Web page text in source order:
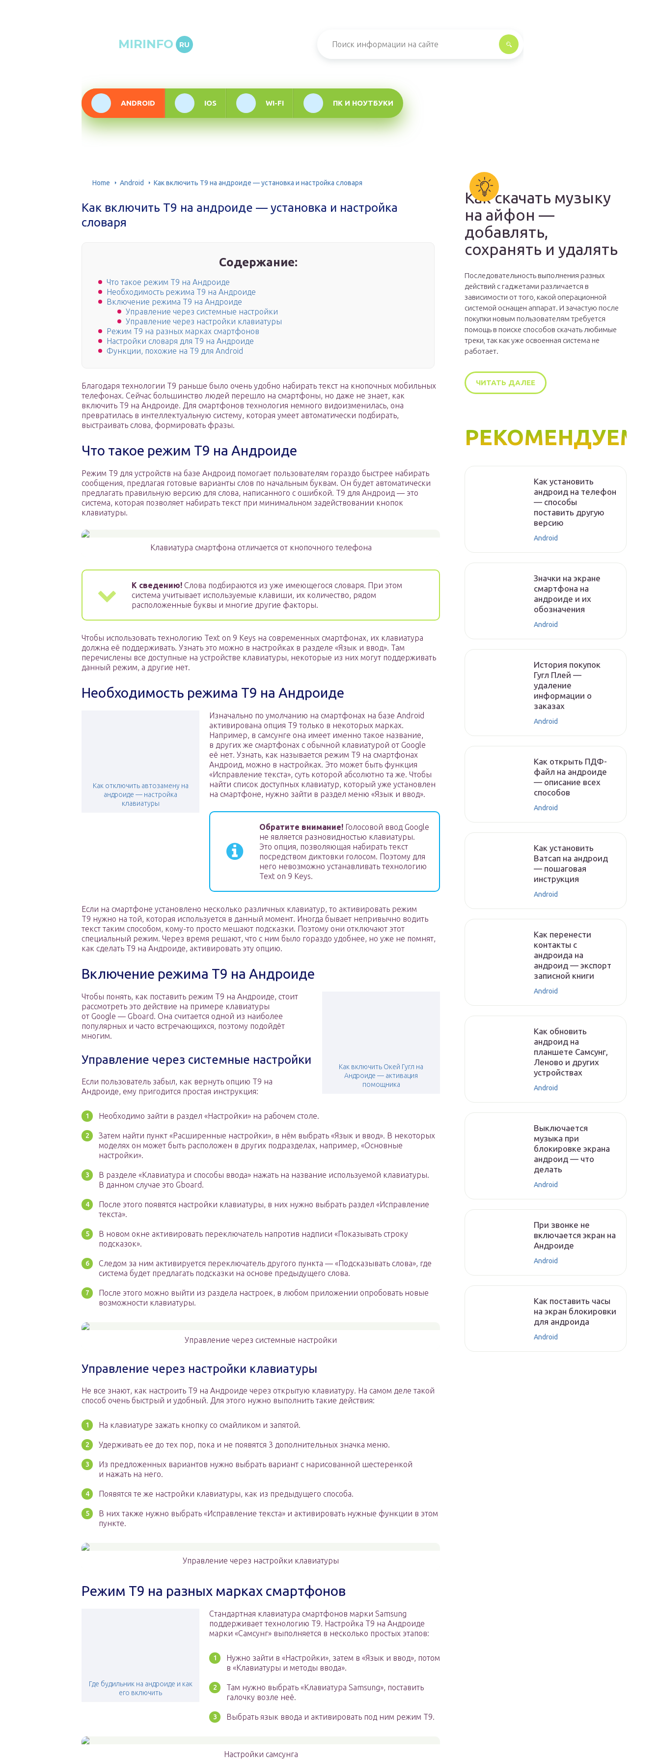
MIRINFO RU
ANDROID IOS WI-FI ПК И НОУТБУКИ
Home Android Как включить Т9 на андроиде — установка и настройка словаря
Как включить Т9 на андроиде — установка и настройка
словаря
Содержание:
Что такое режим Т9 на Андроиде
Необходимость режима Т9 на Андроиде
Включение режима Т9 на Андроиде
Управление через системные настройки
Управление через настройки клавиатуры
Режим Т9 на разных марках смартфонов
Настройки словаря для Т9 на Андроиде
Функции, похожие на Т9 для Android
Благодаря технологии Т9 раньше было очень удобно набирать текст на кнопочных мобильных
телефонах. Сейчас большинство людей перешло на смартфоны, но даже не знает, как
включить Т9 на Андроиде. Для смартфонов технология немного видоизменилась, она
превратилась в интеллектуальную систему, которая умеет автоматически подбирать,
выстраивать слова, формировать фразы.
Что такое режим Т9 на Андроиде
Режим Т9 для устройств на базе Андроид помогает пользователям гораздо быстрее набирать
сообщения, предлагая готовые варианты слов по начальным буквам. Он будет автоматически
предлагать правильную версию для слова, написанного с ошибкой. T9 для Андроид — это
система, которая позволяет набирать текст при минимальном задействовании кнопок
клавиатуры.
Клавиатура смартфона отличается от кнопочного телефона
К сведению! Слова подбираются из уже имеющегося словаря. При этом
система учитывает используемые клавиши, их количество, рядом
расположенные буквы и многие другие факторы.
Чтобы использовать технологию Text on 9 Keys на современных смартфонах, их клавиатура
должна её поддерживать. Узнать это можно в настройках в разделе «Язык и ввод». Там
перечислены все доступные на устройстве клавиатуры, некоторые из них могут поддерживать
данный режим, а другие нет.
Необходимость режима Т9 на Андроиде
Как отключить автозамену на
андроиде — настройка
клавиатуры
Изначально по умолчанию на смартфонах на базе Android
активирована опция Т9 только в некоторых марках.
Например, в самсунге она имеет именно такое название,
в других же смартфонах с обычной клавиатурой от Google
её нет. Узнать, как называется режим Т9 на смартфонах
Андроид, можно в настройках. Это может быть функция
«Исправление текста», суть которой абсолютно та же. Чтобы
найти список доступных клавиатур, который уже установлен
на смартфоне, нужно зайти в раздел меню «Язык и ввод».
Обратите внимание! Голосовой ввод Google
не является разновидностью клавиатуры.
Это опция, позволяющая набирать текст
посредством диктовки голосом. Поэтому для
него невозможно устанавливать технологию
Text on 9 Keys.
Если на смартфоне установлено несколько различных клавиатур, то активировать режим
Т9 нужно на той, которая используется в данный момент. Иногда бывает непривычно водить
текст таким способом, кому-то просто мешают подсказки. Поэтому они отключают этот
специальный режим. Через время решают, что с ним было гораздо удобнее, но уже не помнят,
как сделать Т9 на Андроиде, активировать эту опцию.
Включение режима Т9 на Андроиде
Как включить Окей Гугл на
Андроиде — активация
помощника
Чтобы понять, как поставить режим Т9 на Андроиде, стоит
рассмотреть это действие на примере клавиатуры
от Google — Gboard. Она считается одной из наиболее
популярных и часто встречающихся, поэтому подойдёт
многим.
Управление через системные настройки
Если пользователь забыл, как вернуть опцию Т9 на
Андроиде, ему пригодится простая инструкция:
Необходимо зайти в раздел «Настройки» на рабочем столе.
Затем найти пункт «Расширенные настройки», в нём выбрать «Язык и ввод». В некоторых
моделях он может быть расположен в других подразделах, например, «Основные
настройки».
В разделе «Клавиатура и способы ввода» нажать на название используемой клавиатуры.
В данном случае это Gboard.
После этого появятся настройки клавиатуры, в них нужно выбрать раздел «Исправление
текста».
В новом окне активировать переключатель напротив надписи «Показывать строку
подсказок».
Следом за ним активируется переключатель другого пункта — «Подсказывать слова», где
система будет предлагать подсказки на основе предыдущего слова.
После этого можно выйти из раздела настроек, в любом приложении опробовать новые
возможности клавиатуры.
Управление через системные настройки
Управление через настройки клавиатуры
Не все знают, как настроить Т9 на Андроиде через открытую клавиатуру. На самом деле такой
способ очень быстрый и удобный. Для этого нужно выполнить такие действия:
На клавиатуре зажать кнопку со смайликом и запятой.
Удерживать ее до тех пор, пока и не появятся 3 дополнительных значка меню.
Из предложенных вариантов нужно выбрать вариант с нарисованной шестеренкой
и нажать на него.
Появятся те же настройки клавиатуры, как из предыдущего способа.
В них также нужно выбрать «Исправление текста» и активировать нужные функции в этом
пункте.
Управление через настройки клавиатуры
Режим Т9 на разных марках смартфонов
Где будильник на андроиде и как
его включить
Стандартная клавиатура смартфонов марки Samsung
поддерживает технологию Т9. Настройка Т9 на Андроиде
марки «Самсунг» выполняется в несколько простых этапов:
Нужно зайти в «Настройки», затем в «Язык и ввод», потом
в «Клавиатуры и методы ввода».
Там нужно выбрать «Клавиатура Samsung», поставить
галочку возле неё.
Выбрать язык ввода и активировать под ним режим Т9.
Настройки самсунга
Как скачать музыку
на айфон —
добавлять,
сохранять и удалять
Последовательность выполнения разных
действий с гаджетами различается в
зависимости от того, какой операционной
системой оснащен аппарат. И зачастую после
покупки новым пользователям требуется
помощь в поиске способов скачать любимые
треки, так как уже освоенная система не
работает.
ЧИТАТЬ ДАЛЕЕ
РЕКОМЕНДУЕМ
Как установить
андроид на телефон
— способы
поставить другую
версию
Android
Значки на экране
смартфона на
андроиде и их
обозначения
Android
История покупок
Гугл Плей —
удаление
информации о
заказах
Android
Как открыть ПДФ-
файл на андроиде
— описание всех
способов
Android
Как установить
Ватсап на андроид
— пошаговая
инструкция
Android
Как перенести
контакты с
андроида на
андроид — экспорт
записной книги
Android
Как обновить
андроид на
планшете Самсунг,
Леново и других
устройствах
Android
Выключается
музыка при
блокировке экрана
андроид — что
делать
Android
При звонке не
включается экран на
Андроиде
Android
Как поставить часы
на экран блокировки
для андроида
Android